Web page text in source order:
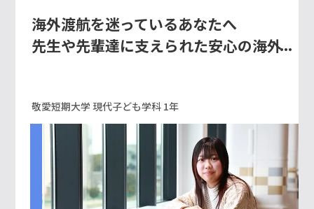
海外渡航を迷っているあなたへ
先生や先輩達に支えられた安心の海外
敬愛短期大学 現代子ども学科 1年